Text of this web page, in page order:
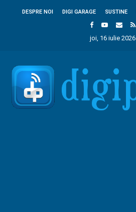
DESPRE NOI DIGI GARAGE SUSTINE
joi, 16 iulie 2026